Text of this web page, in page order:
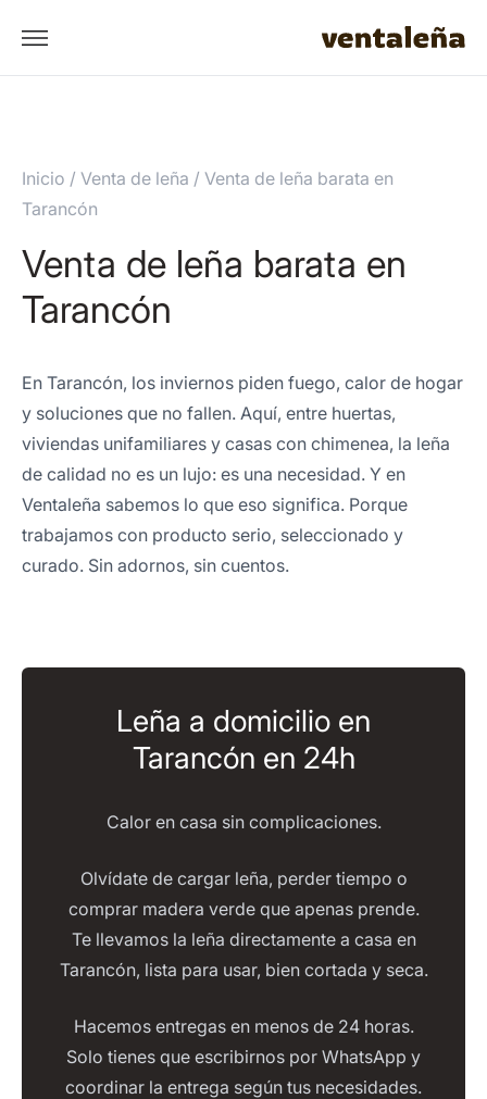
Inicio / Venta de leña / Venta de leña barata en
Tarancón
Venta de leña barata en
Tarancón
En Tarancón, los inviernos piden fuego, calor de hogar
y soluciones que no fallen. Aquí, entre huertas,
viviendas unifamiliares y casas con chimenea, la leña
de calidad no es un lujo: es una necesidad. Y en
Ventaleña sabemos lo que eso significa. Porque
trabajamos con producto serio, seleccionado y
curado. Sin adornos, sin cuentos.
Leña a domicilio en
Tarancón en 24h
Calor en casa sin complicaciones.
Olvídate de cargar leña, perder tiempo o
comprar madera verde que apenas prende.
Te llevamos la leña directamente a casa en
Tarancón, lista para usar, bien cortada y seca.
Hacemos entregas en menos de 24 horas.
Solo tienes que escribirnos por WhatsApp y
coordinar la entrega según tus necesidades.